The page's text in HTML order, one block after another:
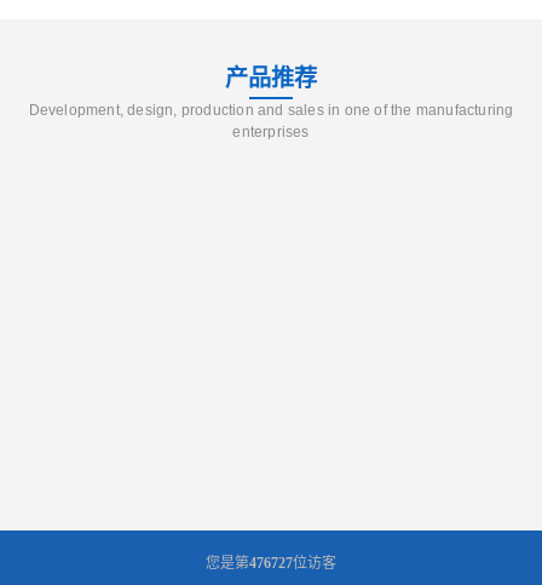
产品推荐
Development, design, production and sales in one of the manufacturing
enterprises
您是第476727位访客